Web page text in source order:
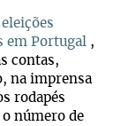
eleições
em Portugal ,
contas,
na imprensa
rodapés
número de